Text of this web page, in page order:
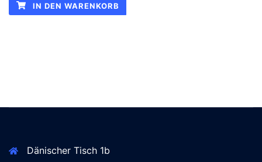
IN DEN WARENKORB
Dänischer Tisch 1b